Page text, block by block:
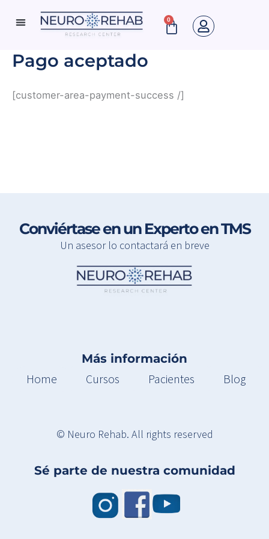
0
Cart
Pago aceptado
[customer-area-payment-success /]
Conviértase en un Experto en TMS
Un asesor lo contactará en breve
Más información
Home
Cursos Pacientes Blog
© Neuro Rehab. All rights reserved
Sé parte de nuestra comunidad